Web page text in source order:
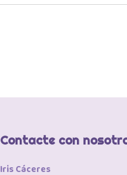
Contacte con
Iris Cáceres